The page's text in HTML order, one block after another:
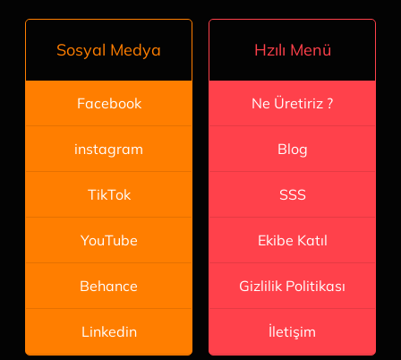
Sosyal Medya
Facebook
instagram
TikTok
YouTube
Behance
Linkedin
Hzılı Menü
Ne Üretiriz ?
Blog
SSS
Ekibe Katıl
Gizlilik Politikası
İletişim